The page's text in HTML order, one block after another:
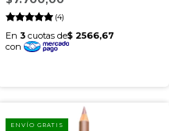
(4)
ENVÍO GRATIS